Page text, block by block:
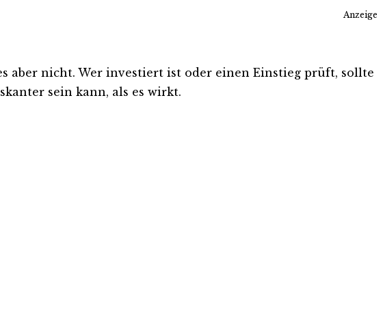
Anzeige
aber nicht. Wer investiert ist oder einen Einstieg prüft, sollte
sein kann, als es wirkt.